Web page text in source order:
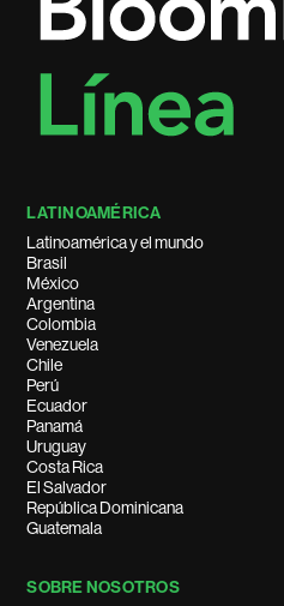
LATINOAMÉRICA
Latinoamérica y el mundo
Brasil
México
Argentina
Colombia
Venezuela
Chile
Perú
Ecuador
Panamá
Uruguay
Costa Rica
El Salvador
República Dominicana
Guatemala
SOBRE NOSOTROS